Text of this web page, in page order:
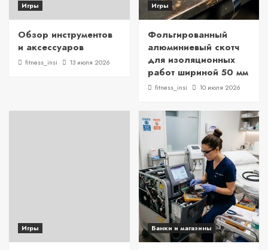
Игры
Обзор инструментов
и аксессуаров
fitness_insi 13 июля 2026
Игры
Фольгированный
алюминиевый скотч
для изоляционных
работ шириной 50 мм
fitness_insi 10 июля 2026
Игры Банки и магазины